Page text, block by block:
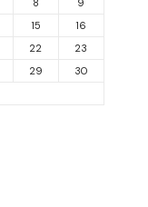
8
9
15
16
22
23
29
30